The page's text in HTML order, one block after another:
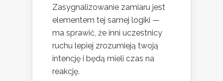
Zasygnalizowanie zamiaru jest
elementem tej samej logiki —
ma sprawić, że inni uczestnicy
ruchu lepiej zrozumieją twoją
intencję i będą mieli czas na
reakcję.